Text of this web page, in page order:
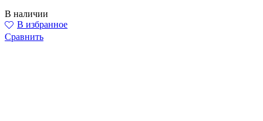
В наличии
В избранное
Сравнить